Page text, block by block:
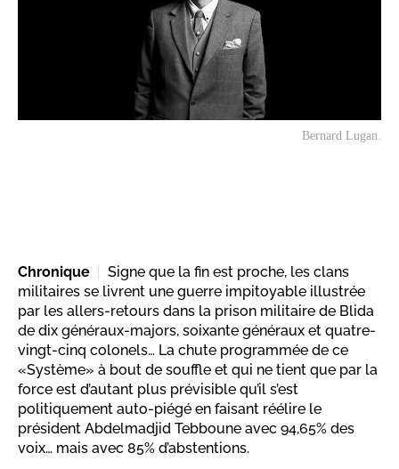
Bernard Lugan.
Chronique
Signe que la fin est proche, les clans
militaires se livrent une guerre impitoyable illustrée
par les allers-retours dans la prison militaire de Blida
de dix généraux-majors, soixante généraux et quatre-
vingt-cinq colonels… La chute programmée de ce
«Système» à bout de souffle et qui ne tient que par la
force est d’autant plus prévisible qu’il s’est
politiquement auto-piégé en faisant réélire le
président Abdelmadjid Tebboune avec 94,65% des
voix… mais avec 85% d’abstentions.